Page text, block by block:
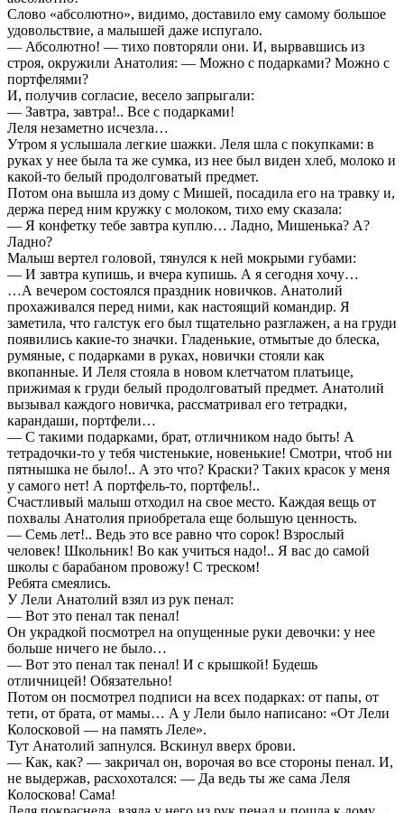
Слово «абсолютно», видимо, доставило ему самому большое
удовольствие, а малышей даже испугало.
— Абсолютно! — тихо повторяли они. И, вырвавшись из
строя, окружили Анатолия: — Можно с подарками? Можно с
портфелями?
И, получив согласие, весело запрыгали:
— Завтра, завтра!.. Все с подарками!
Леля незаметно исчезла…
Утром я услышала легкие шажки. Леля шла с покупками: в
руках у нее была та же сумка, из нее был виден хлеб, молоко и
какой-то белый продолговатый предмет.
Потом она вышла из дому с Мишей, посадила его на травку и,
держа перед ним кружку с молоком, тихо ему сказала:
— Я конфетку тебе завтра куплю… Ладно, Мишенька? А?
Ладно?
Малыш вертел головой, тянулся к ней мокрыми губами:
— И завтра купишь, и вчера купишь. А я сегодня хочу…
…А вечером состоялся праздник новичков. Анатолий
прохаживался перед ними, как настоящий командир. Я
заметила, что галстук его был тщательно разглажен, а на груди
появились какие-то значки. Гладенькие, отмытые до блеска,
румяные, с подарками в руках, новички стояли как
вкопанные. И Леля стояла в новом клетчатом платьице,
прижимая к груди белый продолговатый предмет. Анатолий
вызывал каждого новичка, рассматривал его тетрадки,
карандаши, портфели…
— С такими подарками, брат, отличником надо быть! А
тетрадочки-то у тебя чистенькие, новенькие! Смотри, чтоб ни
пятнышка не было!.. А это что? Краски? Таких красок у меня
у самого нет! А портфель-то, портфель!..
Счастливый малыш отходил на свое место. Каждая вещь от
похвалы Анатолия приобретала еще большую ценность.
— Семь лет!.. Ведь это все равно что сорок! Взрослый
человек! Школьник! Во как учиться надо!.. Я вас до самой
школы с барабаном провожу! С треском!
Ребята смеялись.
У Лели Анатолий взял из рук пенал:
— Вот это пенал так пенал!
Он украдкой посмотрел на опущенные руки девочки: у нее
больше ничего не было…
— Вот это пенал так пенал! И с крышкой! Будешь
отличницей! Обязательно!
Потом он посмотрел подписи на всех подарках: от папы, от
тети, от брата, от мамы… А у Лели было написано: «От Лели
Колосковой — на память Леле».
Тут Анатолий запнулся. Вскинул вверх брови.
— Как, как? — закричал он, ворочая во все стороны пенал. И,
не выдержав, расхохотался: — Да ведь ты же сама Леля
Колоскова! Сама!